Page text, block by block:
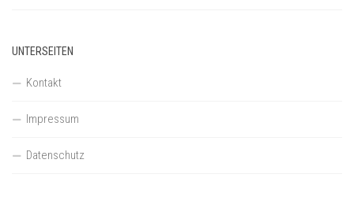
UNTERSEITEN
Kontakt
Impressum
Datenschutz